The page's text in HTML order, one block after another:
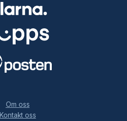
Om oss
Kontakt oss